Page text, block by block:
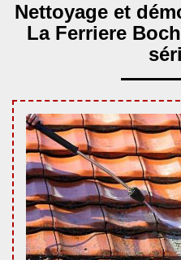
Nettoyage et
La Ferriere